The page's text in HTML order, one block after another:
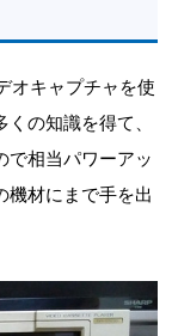
オキャプチャを使
の知識を得て、
で相当パワーアッ
機材にまで手を出